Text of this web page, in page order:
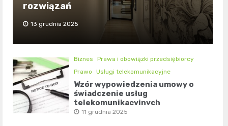
rozwiązań
13 grudnia 2025
Biznes
Prawa i obowiązki przedsiębiorcy
Prawo
Usługi telekomunikacyjne
Wzór wypowiedzenia umowy o
świadczenie usług
telekomunikacyjnych
11 grudnia 2025